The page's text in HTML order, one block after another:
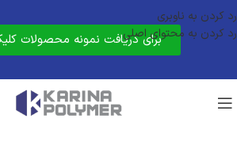
رد کردن به ناوبری
رد کردن به محتوای اصلیبرای دریافت نمونه محصولات